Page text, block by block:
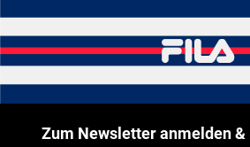
Zum Newsletter anmelden &